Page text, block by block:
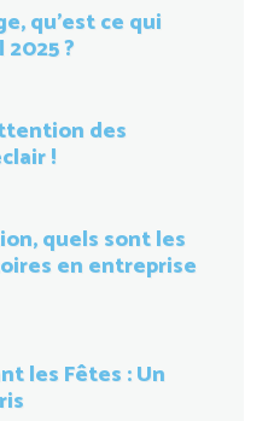
qu’est ce qui
?
des
!
quels sont les
en entreprise
les Fêtes : Un